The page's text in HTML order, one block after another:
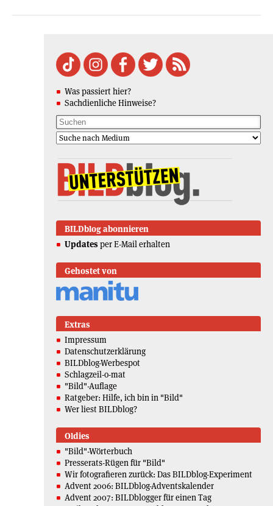
Was passiert hier?
Sachdienliche Hinweise?
BILDblog abonnieren
Updates per E-Mail erhalten
Gehostet von
Extras
Impressum
Datenschutzerklärung
BILDblog-Werbespot
Schlagzeil-o-mat
"Bild"-Auflage
Ratgeber: Hilfe, ich bin in "Bild"
Wer liest BILDblog?
Oldies
"Bild"-Wörterbuch
Presserats-Rügen für "Bild"
Wir fotografieren zurück: Das BILDblog-Experiment
Advent 2006: BILDblog-Adventskalender
Advent 2007: BILDblogger für einen Tag